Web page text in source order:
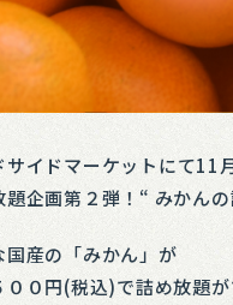
サイドマーケットにて
題企画第２弾！“ みかんの
国産の「みかん」が
００円(税込)で詰め放題が